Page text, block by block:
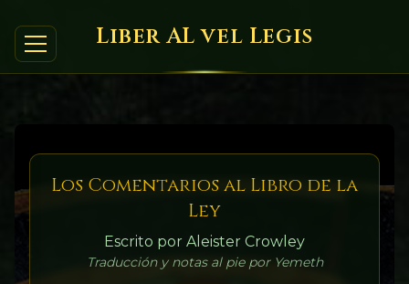
Liber AL vel Legis
Los Comentarios al Libro de la
Ley
Escrito por Aleister Crowley
Traducción y notas al pie por Yemeth